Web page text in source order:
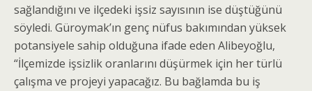
sağlandığını ve ilçedeki işsiz sayısının ise düştüğünü
söyledi. Güroymak’ın genç nüfus bakımından yüksek
potansiyele sahip olduğuna ifade eden Alibeyoğlu,
“İlçemizde işsizlik oranlarını düşürmek için her türlü
çalışma ve projeyi yapacağız. Bu bağlamda bu iş